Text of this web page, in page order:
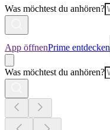
Was möchtest du anhören?
App öffnenPrime entdecken
Was möchtest du anhören?